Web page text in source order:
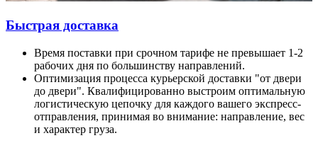
Быстрая доставка
Время поставки при срочном тарифе не превышает 1-2
рабочих дня по большинству направлений.
Оптимизация процесса курьерской доставки "от двери
до двери". Квалифицированно выстроим оптимальную
логистическую цепочку для каждого вашего экспресс-
отправления, принимая во внимание: направление, вес
и характер груза.